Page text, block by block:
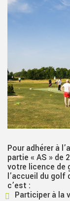
Pour adhérer à
partie « AS » de
votre licence de
l’accueil du golf
c’est :
Participer à la